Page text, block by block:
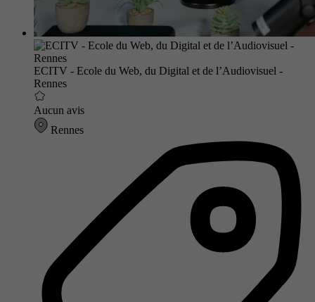
ECITV - Ecole du Web, du Digital et de l’Audiovisuel -
Rennes
Aucun avis
Rennes